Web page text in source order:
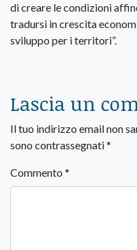
di creare le condizioni
tradursi in crescita
sviluppo per i territori”.
Lascia un
Il tuo indirizzo email non
sono contrassegnati*
Commento *